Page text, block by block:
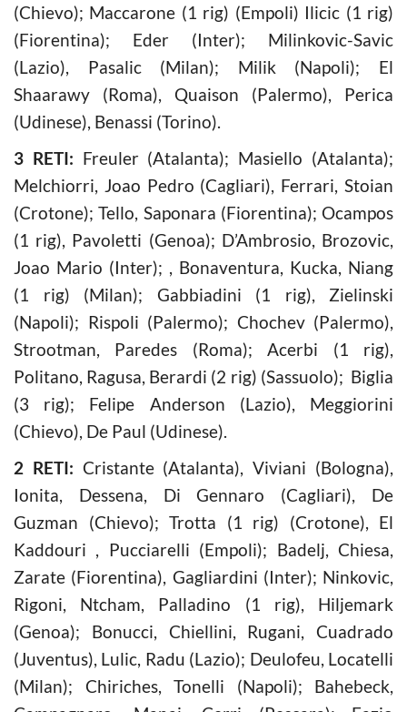
(Chievo); Maccarone (1 rig) (Empoli) Ilicic (1 rig)
(Fiorentina); Eder (Inter); Milinkovic-Savic
(Lazio), Pasalic (Milan); Milik (Napoli); El
Shaarawy (Roma), Quaison (Palermo), Perica
(Udinese), Benassi (Torino).
3 RETI: Freuler (Atalanta); Masiello (Atalanta);
Melchiorri, Joao Pedro (Cagliari), Ferrari, Stoian
(Crotone); Tello, Saponara (Fiorentina); Ocampos
(1 rig), Pavoletti (Genoa); D’Ambrosio, Brozovic,
Joao Mario (Inter); , Bonaventura, Kucka, Niang
(1 rig) (Milan); Gabbiadini (1 rig), Zielinski
(Napoli); Rispoli (Palermo); Chochev (Palermo),
Strootman, Paredes (Roma); Acerbi (1 rig),
Politano, Ragusa, Berardi (2 rig) (Sassuolo); Biglia
(3 rig); Felipe Anderson (Lazio), Meggiorini
(Chievo), De Paul (Udinese).
2 RETI: Cristante (Atalanta), Viviani (Bologna),
Ionita, Dessena, Di Gennaro (Cagliari), De
Guzman (Chievo); Trotta (1 rig) (Crotone), El
Kaddouri , Pucciarelli (Empoli); Badelj, Chiesa,
Zarate (Fiorentina), Gagliardini (Inter); Ninkovic,
Rigoni, Ntcham, Palladino (1 rig), Hiljemark
(Genoa); Bonucci, Chiellini, Rugani, Cuadrado
(Juventus), Lulic, Radu (Lazio); Deulofeu, Locatelli
(Milan); Chiriches, Tonelli (Napoli); Bahebeck,